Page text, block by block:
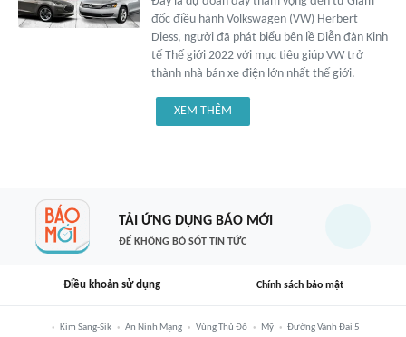
đốc điều hành Volkswagen (VW) Herbert
Diess, người đã phát biểu bên lề Diễn đàn Kinh
tế Thế giới 2022 với mục tiêu giúp VW trở
thành nhà bán xe điện lớn nhất thế giới.
XEM THÊM
TẢI ỨNG DỤNG BÁO MỚI
ĐỂ KHÔNG BỎ SÓT TIN TỨC
Điều khoản sử dụng Chính sách bảo mật
Kim Sang-Sik An Ninh Mạng Vùng Thủ Đô Mỹ
Đường Vành Đai 5